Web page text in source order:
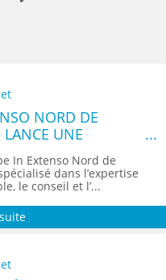
NORD DE
LANCE UNE
DE 70
In Extenso Nord de
dans l’expertise
le conseil et l’...